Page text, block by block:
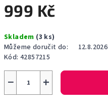
999 Kč
cena:
Skladem (3 ks)
Můžeme doručit do:
12.8.2026
Kód: 42857215
+
−